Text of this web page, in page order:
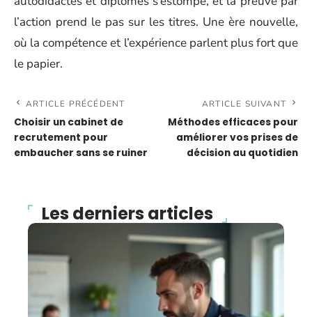
l’action prend le pas sur les titres. Une ère nouvelle,
où la compétence et l’expérience parlent plus fort que
le papier.
ARTICLE PRÉCÉDENT
Choisir un cabinet de
recrutement pour
embaucher sans se ruiner
ARTICLE SUIVANT
Méthodes efficaces pour
améliorer vos prises de
décision au quotidien
Les derniers articles